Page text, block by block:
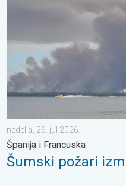
nedelja, 26. jul 2026.
Španija i Francuska
Šumski požari